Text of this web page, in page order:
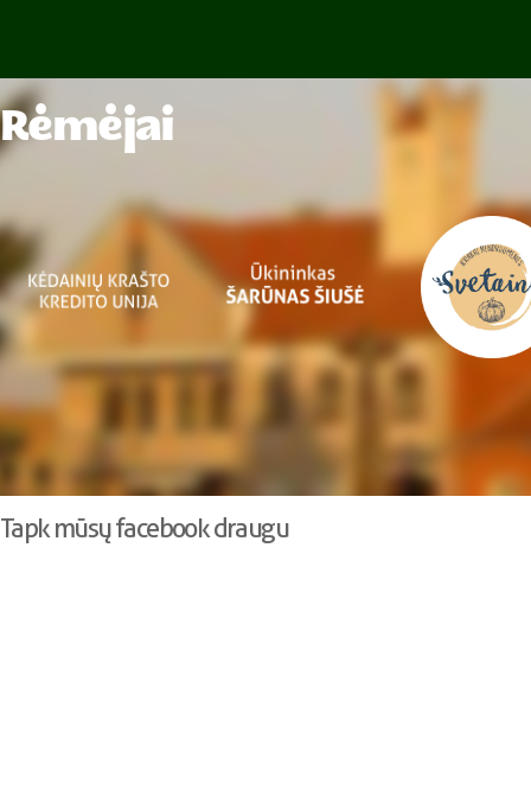
Rėmėjai
Tapk mūsų facebook draugu